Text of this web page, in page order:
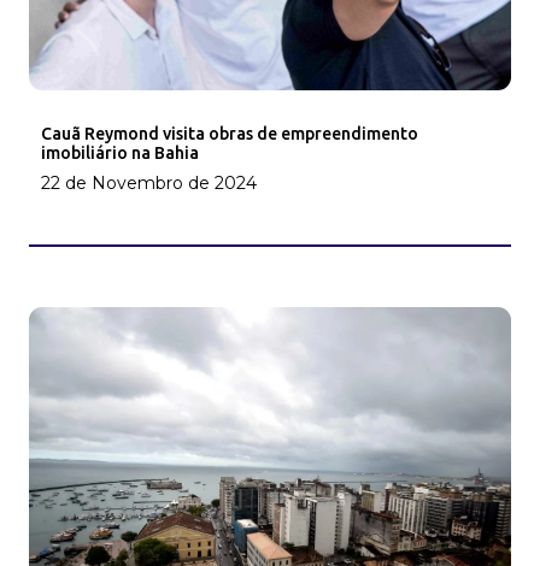
Cauã Reymond visita obras de empreendimento
imobiliário na Bahia
22 de Novembro de 2024